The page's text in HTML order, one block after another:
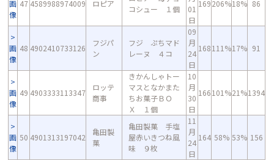
画
像
47 4589988974009 ロピア
コシュー １個
01
日
169206%18% 86
画
像
48 4902410733126
フジパ
ン
フジ ぷちマド
レーヌ ４コ
09
月
24
日
168111%17% 91
画
像
49 4903333113347
ロッテ
商事
きかんしゃトー
マスとなかまた
ちお菓子ＢＯ
Ｘ １個
10
月
30
日
166101%21%1394
画
像
50 4901313197042
亀田製
菓
亀田製菓 手塩
屋赤いきつね風
味 ９枚
11
月
24
日
164 58% 53% 156